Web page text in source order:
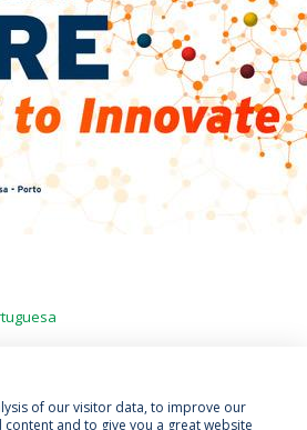
of our visitor data, to improve our
and to give you a great website